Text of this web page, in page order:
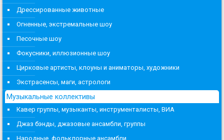
Дрессированные животные
Огненные, экстремальные шоу
Песочные шоу
Фокусники, иллюзионные шоу
Цирковые артисты, клоуны и аниматоры, художники
Экстрасенсы, маги, астрологи
Музыкальные коллективы
Кавер группы, музыканты, инструменталисты, ВИА
Джаз бэнды, джазовые ансамбли, группы
Народные, фольклорные ансамбли